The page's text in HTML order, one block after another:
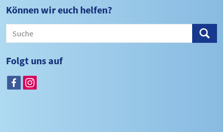
Können wir euch helfen?
Folgt uns auf